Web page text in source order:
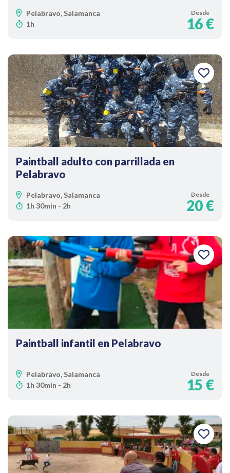
Pelabravo, Salamanca
1h
Desde
16 €
Paintball adulto con parrillada en
Pelabravo
Pelabravo, Salamanca
1h 30min - 2h
Desde
20 €
Paintball infantil en Pelabravo
Pelabravo, Salamanca
1h 30min - 2h
Desde
15 €